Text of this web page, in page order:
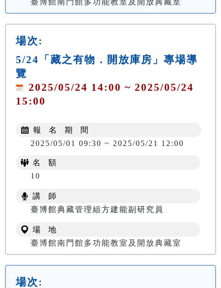
臺博館南門館多功能教室及開放典藏室
場次:
5/24「藏之有物．開放庫房」專場導
覽
2025/05/24 14:00 ~ 2025/05/24
15:00
報 名 期 間
2025/05/01 09:30 ~ 2025/05/21 12:00
名 額
10
講 師
臺博館典藏管理組方建能副研究員
場 地
臺博館南門館多功能教室及開放典藏室
場次: